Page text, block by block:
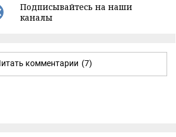
Подписывайтесь на наши
каналы
комментарии (7)